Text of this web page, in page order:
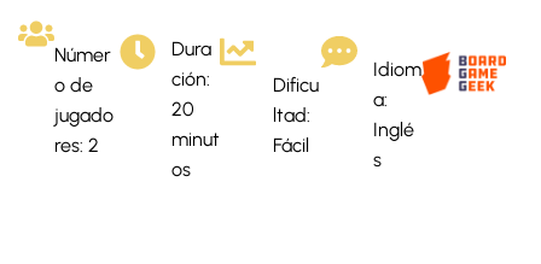
Númer
o de
jugado
res: 2
Dura
ción:
20
minut
os
Dificu
ltad:
Fácil
Idiom
a:
Inglé
s